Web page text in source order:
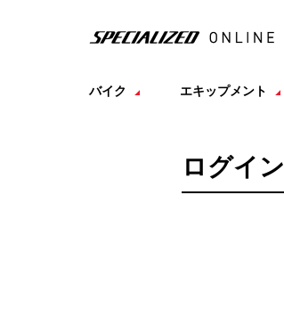
バイク エキップメント
ログイン